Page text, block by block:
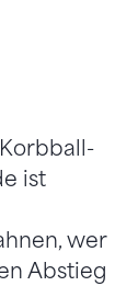
ist
wer
Abstieg